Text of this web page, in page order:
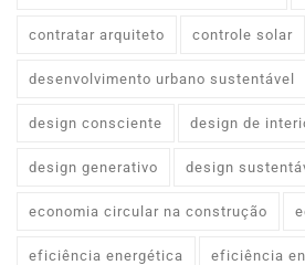
contratar arquiteto controle solar
desenvolvimento urbano sustentável
design consciente design de
design generativo design
economia circular na construção
eficiência energética eficiência